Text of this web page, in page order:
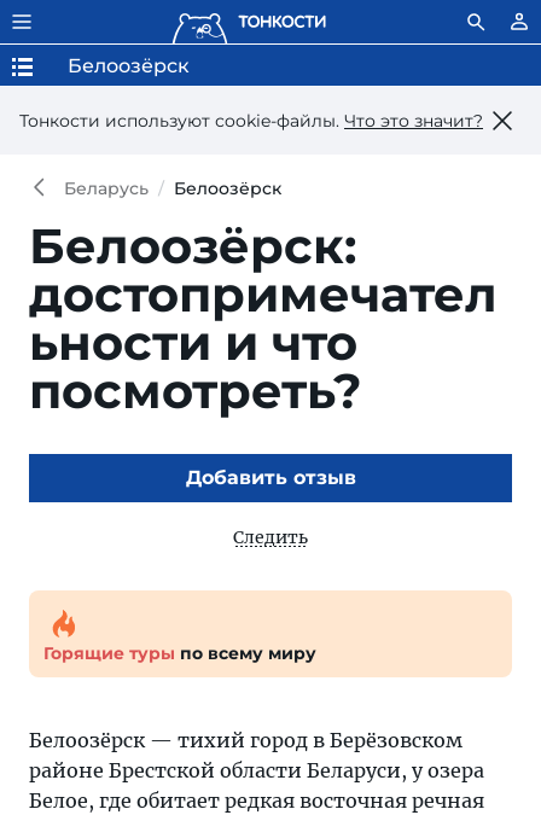
Тонкости используют сookie-файлы. Что это значит?
Белоозёрск
Беларусь Белоозёрск
Белоозёрск:
достопримечател
ьности и что
посмотреть?
Добавить отзыв
Следить
Горящие туры по всему миру
Белоозёрск — тихий город в Берёзовском
районе Брестской области Беларуси, у озера
Белое, где обитает редкая восточная речная